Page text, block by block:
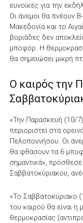
ευνοϊκές για την
Οι άνεμοι θα πνέουν
Μακεδονία και το
βοριάδες δεν
μποφόρ. Η
θα σημειώσει μικρή
Ο καιρός την
«Την Παρασκευή (10/
περιοριστεί στα
Πελοποννήσου. Οι
θα φθάσουν τα 6
σημαντικά», πρόσθεσε
Σαββατοκύριακου,
«Το Σαββατοκύριακο
του καιρού θα είναι η
θερμοκρασίας